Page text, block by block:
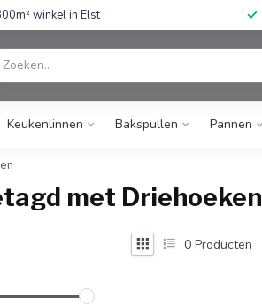
winkel in Elst
Keukenlinnen Bakspullen Pannen
met Driehoeken
0 Producten